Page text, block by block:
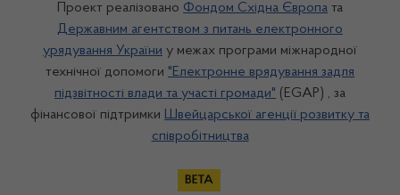
Проект реалізовано Фондом Східна Європа та
Державним агентством з питань електронного
урядування України у межах програми міжнародної
технічної допомоги "Електронне врядування задля
підзвітності влади та участі громади" (EGAP) , за
фінансової підтримки Швейцарської агенції розвитку та
співробітництва